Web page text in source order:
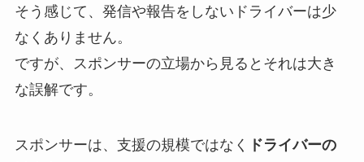
そう感じて、発信や報告をしないドライバーは少
なくありません。
ですが、スポンサーの立場から見るとそれは大き
な誤解です。
スポンサーは、支援の規模ではなく
ドライバーの